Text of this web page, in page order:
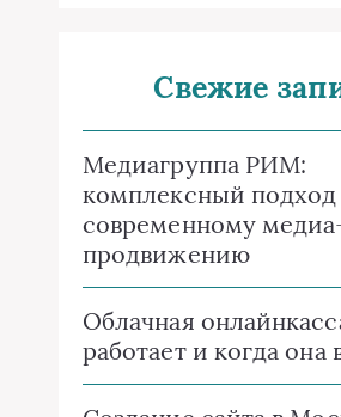
Свежие
Медиагруппа РИМ:
комплексный подход
современному
продвижению
Облачная
работает и когда она